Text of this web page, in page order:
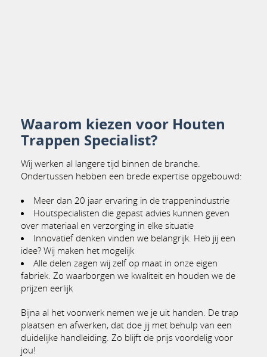
Waarom kiezen voor Houten
Trappen Specialist?
Wij werken al langere tijd binnen de branche.
Ondertussen hebben een brede expertise opgebouwd:
Meer dan 20 jaar ervaring in de trappenindustrie
Houtspecialisten die gepast advies kunnen geven
over materiaal en verzorging in elke situatie
Innovatief denken vinden we belangrijk. Heb jij een
idee? Wij maken het mogelijk
Alle delen zagen wij zelf op maat in onze eigen
fabriek. Zo waarborgen we kwaliteit en houden we de
prijzen eerlijk
Bijna al het voorwerk nemen we je uit handen. De trap
plaatsen en afwerken, dat doe jij met behulp van een
duidelijke handleiding. Zo blijft de prijs voordelig voor
jou!